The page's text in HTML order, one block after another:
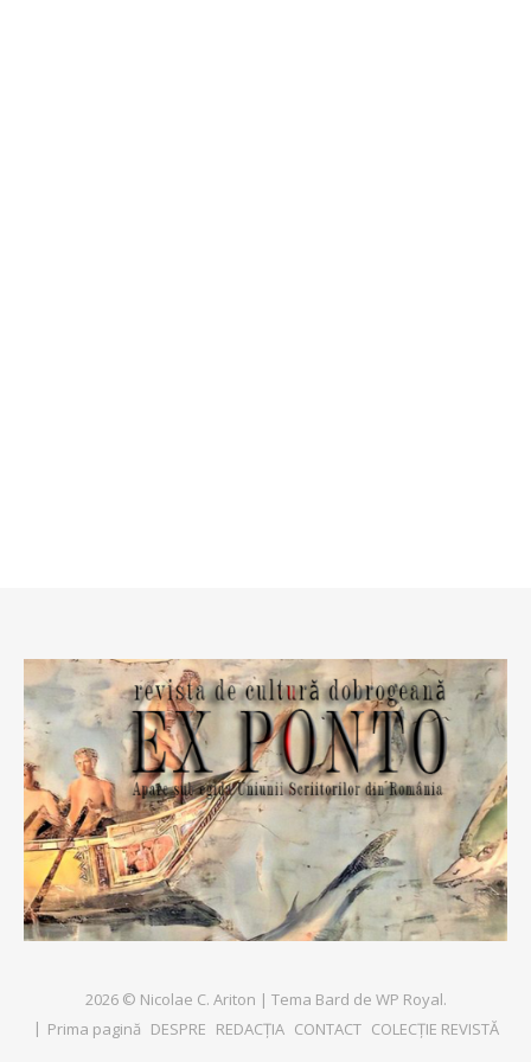
2026 © Nicolae C. Ariton | Tema Bard de WP Royal.
Prima pagină DESPRE REDACȚIA CONTACT COLECȚIE REVISTĂ